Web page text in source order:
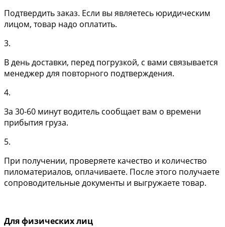
Подтвердить заказ. Если вы являетесь юридическим
лицом, товар надо оплатить.
3.
В день доставки, перед погрузкой, с вами связывается
менеджер для повторного подтверждения.
4.
За 30-60 минут водитель сообщает вам о времени
прибытия груза.
5.
При получении, проверяете качество и количество
пиломатериалов, оплачиваете. После этого получаете
сопроводительные документы и выгружаете товар.
Для физических лиц